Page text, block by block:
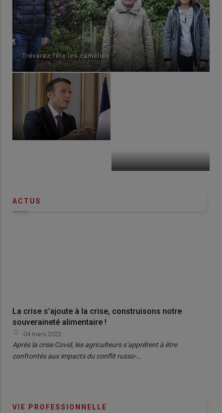
Trévarez fête les camélias
ACTUS
La crise s’ajoute à la crise, construisons notre
souveraineté alimentaire !
04 mars 2022
Après la crise Covid, les agriculteurs s’apprêtent à être
confrontés aux impacts du conflit russo-…
VIE PROFESSIONNELLE